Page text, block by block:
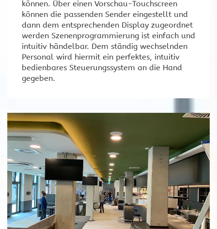
können. Über einen Vorschau-Touchscreen
können die passenden Sender eingestellt und
dann dem entsprechenden Display zugeordnet
werden Szenenprogrammierung ist einfach und
intuitiv händelbar. Dem ständig wechselnden
Personal wird hiermit ein perfektes, intuitiv
bedienbares Steuerungssystem an die Hand
gegeben.